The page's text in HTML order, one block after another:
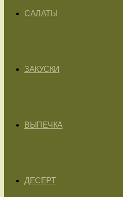
САЛАТЫ
ЗАКУСКИ
ВЫПЕЧКА
ДЕСЕРТ